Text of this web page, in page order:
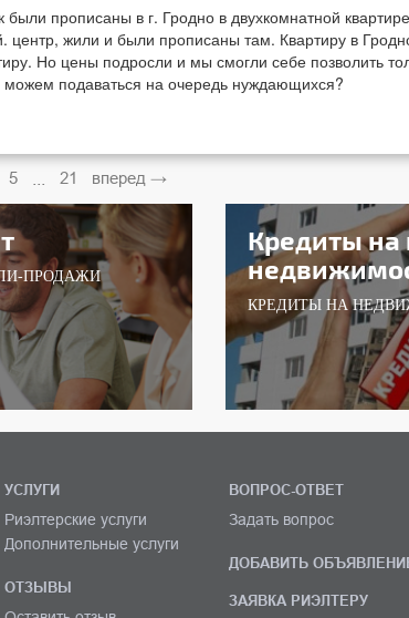
были прописаны в г. Гродно в двухкомнатной
центр, жили и были прописаны там. Квартиру в
Но цены подросли и мы смогли себе позволить
подаваться на очередь нуждающихся?
5 21 вперед →
ПРОДАЖИ
Кредиты на
КРЕДИТЫ НА
УСЛУГИ
Риэлтерские услуги
Дополнительные услуги
ОТЗЫВЫ
ВОПРОС-ОТВЕТ
Задать вопрос
ДОБАВИТЬ
ЗАЯВКА РИЭЛТЕРУ